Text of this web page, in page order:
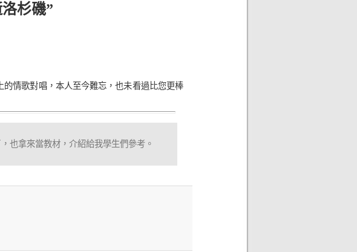
杉磯”
情歌對唱，本人至今難忘，也未看過比您更棒
也拿來當教材，介紹給我學生們參考。